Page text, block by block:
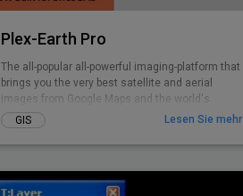
Plex-Earth Pro
The all-popular all-powerful imaging-platform that
brings you the very best satellite and aerial
images from Google Maps and the world's
premium providers!
GIS Lesen Sie mehr